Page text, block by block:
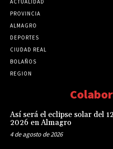
ACTUALIDAD
PROVINCIA
ALMAGRO
DEPORTES
CIUDAD REAL
BOLAÑOS
REGION
Así será el eclipse solar del
2026 en Almagro
4 de agosto de 2026